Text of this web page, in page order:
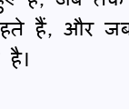
हैं, और